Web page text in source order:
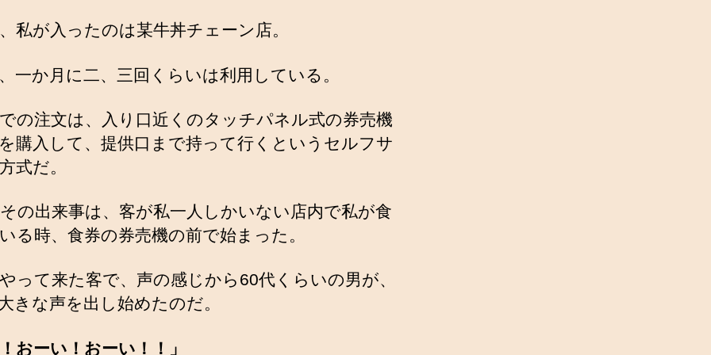
私が入ったのは某牛丼チェーン店。
一か月に二、三回くらいは利用している。
の注文は、入り口近くのタッチパネル式の券売機
購入して、提供口まで持って行くというセルフサ
式だ。
の出来事は、客が私一人しかいない店内で私が食
る時、食券の券売機の前で始まった。
って来た客で、声の感じから60代くらいの男が、
きな声を出し始めたのだ。
おーい！おーい！！」